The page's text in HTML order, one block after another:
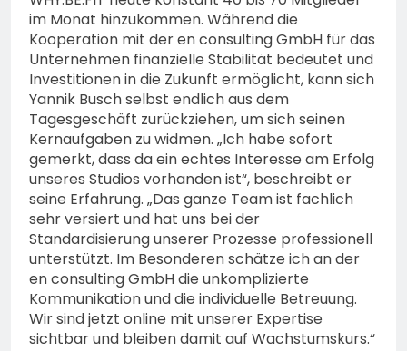
im Monat hinzukommen. Während die
Kooperation mit der en consulting GmbH für das
Unternehmen finanzielle Stabilität bedeutet und
Investitionen in die Zukunft ermöglicht, kann sich
Yannik Busch selbst endlich aus dem
Tagesgeschäft zurückziehen, um sich seinen
Kernaufgaben zu widmen. „Ich habe sofort
gemerkt, dass da ein echtes Interesse am Erfolg
unseres Studios vorhanden ist“, beschreibt er
seine Erfahrung. „Das ganze Team ist fachlich
sehr versiert und hat uns bei der
Standardisierung unserer Prozesse professionell
unterstützt. Im Besonderen schätze ich an der
en consulting GmbH die unkomplizierte
Kommunikation und die individuelle Betreuung.
Wir sind jetzt online mit unserer Expertise
sichtbar und bleiben damit auf Wachstumskurs.“